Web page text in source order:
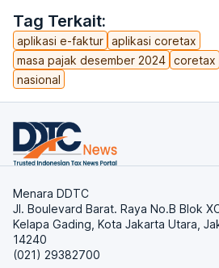
Tag Terkait:
aplikasi e-faktur aplikasi coretax
masa pajak desember 2024 coretax
nasional
Menara DDTC
Jl. Boulevard Barat. Raya No.B Blok
Kelapa Gading, Kota Jakarta Utara,
14240
(021) 29382700